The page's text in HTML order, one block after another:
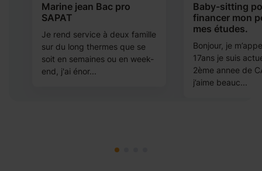
Marine jean Bac pro
SAPAT
Je rend service à deux famille
sur du long thermes que se
soit en semaines ou en week-
end, j'ai énor...
Baby-sitting
financer mon
mes études.
Bonjour, je
17ans je suis
2ème annee de
j’aime beauc...